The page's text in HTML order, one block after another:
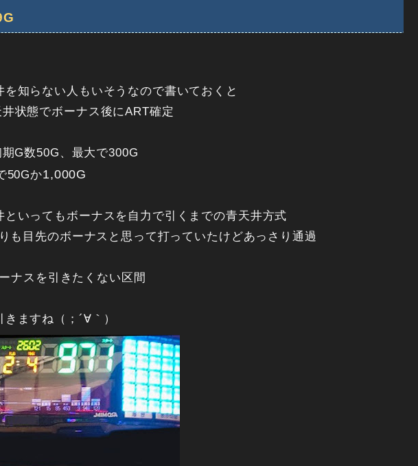
知らない人もいそうなので書いておくと
状態でボーナス後にART確定
G数50G、最大で300G
50Gか1,000G
といってもボーナスを自力で引くまでの青天井方式
も目先のボーナスと思って打っていたけどあっさり通過
ナスを引きたくない区間
ますね（；´∀｀）